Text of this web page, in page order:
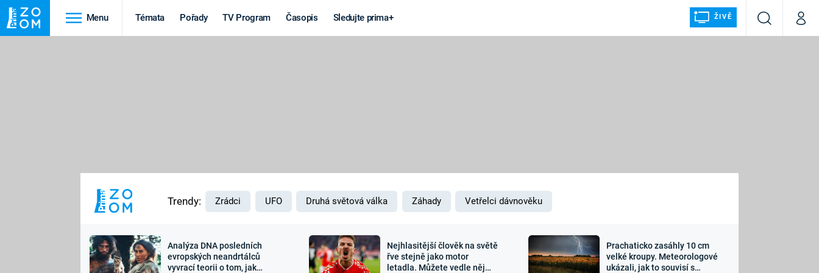
Menu Témata Pořady TV Program Časopis Sledujte prima+ ŽIVĚ
VyhledáváníMůj
MARS
Výročí
Záhady a
Zajímavosti Sledujte nás
Trendy: Zrádci UFO Druhá světová válka Záhady Vetřelci dávnověku
Analýza DNA posledních
evropských neandrtálců
vyvrací teorii o tom, jak
Nejhlasitější člověk na světě
řve stejně jako motor
letadla. Můžete vedle něj
Prachaticko zasáhly 10 cm
velké kroupy. Meteorologové
ukázali, jak to souvisí s